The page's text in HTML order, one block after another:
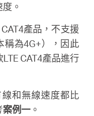
。
產品，不支援
稱為4G+），因此
CAT4產品進行
和無線速度都比
案例一。